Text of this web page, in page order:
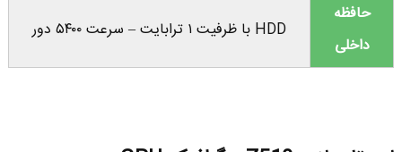
حافظه
داخلی
HDD با ظرفیت ۱ ترابایت – سرعت ۵۴۰۰ دور